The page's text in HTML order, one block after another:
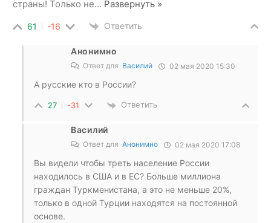
страны! Только не… Развернуть »
61 -16 Ответить
Анонимно
Ответ для Василий 02 мая 2020 15:30
А русские кто в России?
27 -31 Ответить
Василий
Ответ для Анонимно 02 мая 2020 17:08
Вы видели чтобы треть население России
находилось в США и в ЕС? Больше миллиона
граждан Туркменистана, а это не меньше 20%,
только в одной Турции находятся на постоянной
основе.